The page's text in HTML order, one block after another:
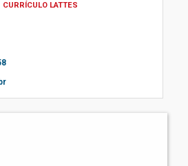
CURRÍCULO LATTES